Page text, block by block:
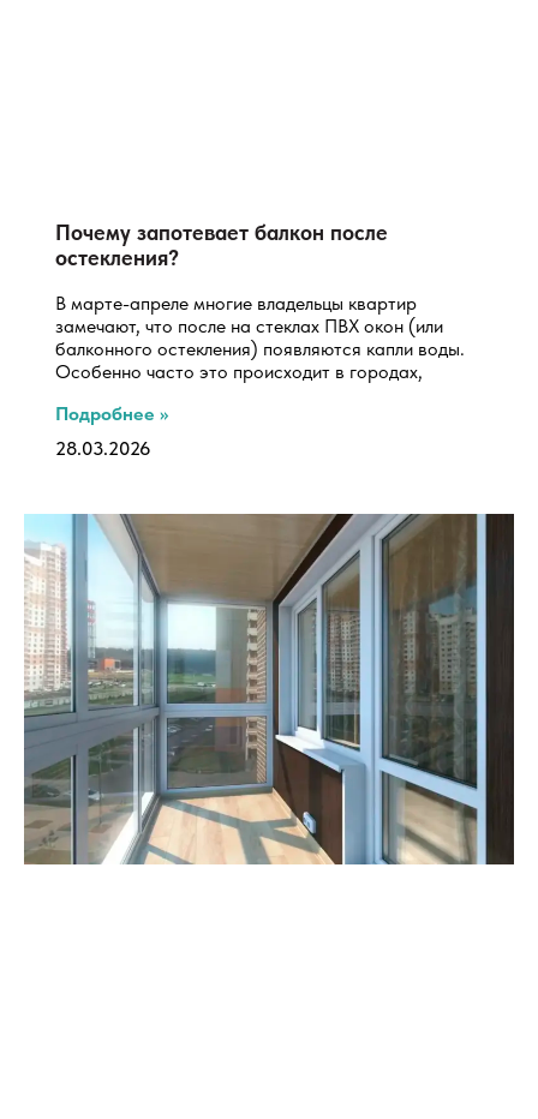
Почему запотевает балкон после
остекления?
В марте-апреле многие владельцы квартир
замечают, что после на стеклах ПВХ окон (или
балконного остекления) появляются капли воды.
Особенно часто это происходит в городах,
Подробнее »
28.03.2026